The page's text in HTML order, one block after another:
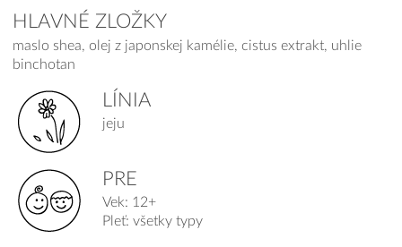
HLAVNÉ ZLOŽKY
maslo shea, olej z japonskej kamélie, cistus extrakt, uhlie
binchotan
LÍNIA
jeju
PRE
Vek: 12+
Pleť: všetky typy